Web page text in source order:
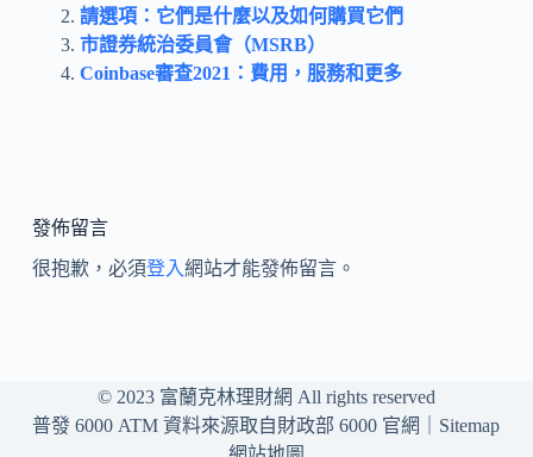
請選項：它們是什麼以及如何購買它們
市證券統治委員會（MSRB）
Coinbase審查2021：費用，服務和更多
發佈留言
很抱歉，必須登入網站才能發佈留言。
© 2023 富蘭克林理財網 All rights reserved
普發 6000 ATM 資料來源取自財政部 6000 官網｜ Sitemap